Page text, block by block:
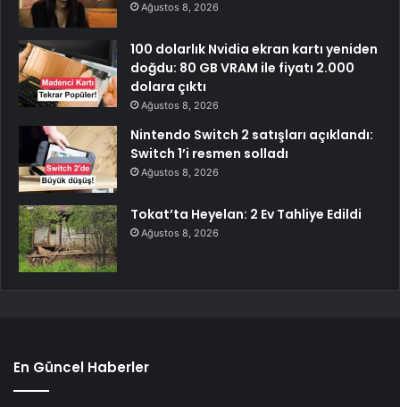
Ağustos 8, 2026
100 dolarlık Nvidia ekran kartı yeniden
doğdu: 80 GB VRAM ile fiyatı 2.000
dolara çıktı
Ağustos 8, 2026
Nintendo Switch 2 satışları açıklandı:
Switch 1’i resmen solladı
Ağustos 8, 2026
Tokat’ta Heyelan: 2 Ev Tahliye Edildi
Ağustos 8, 2026
En Güncel Haberler